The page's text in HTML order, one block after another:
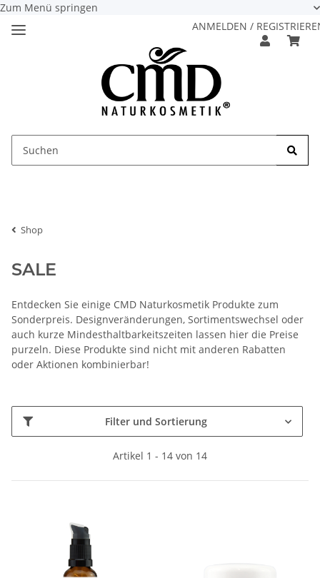
Zum Menü springen
ANMELDEN /
Shop
SALE
Entdecken Sie einige CMD Naturkosmetik Produkte zum
Sonderpreis. Designveränderungen, Sortimentswechsel oder
auch kurze Mindesthaltbarkeitszeiten lassen hier die Preise
purzeln. Diese Produkte sind nicht mit anderen Rabatten
oder Aktionen kombinierbar!
Filter und Sortierung
Artikel 1 - 14 von 14